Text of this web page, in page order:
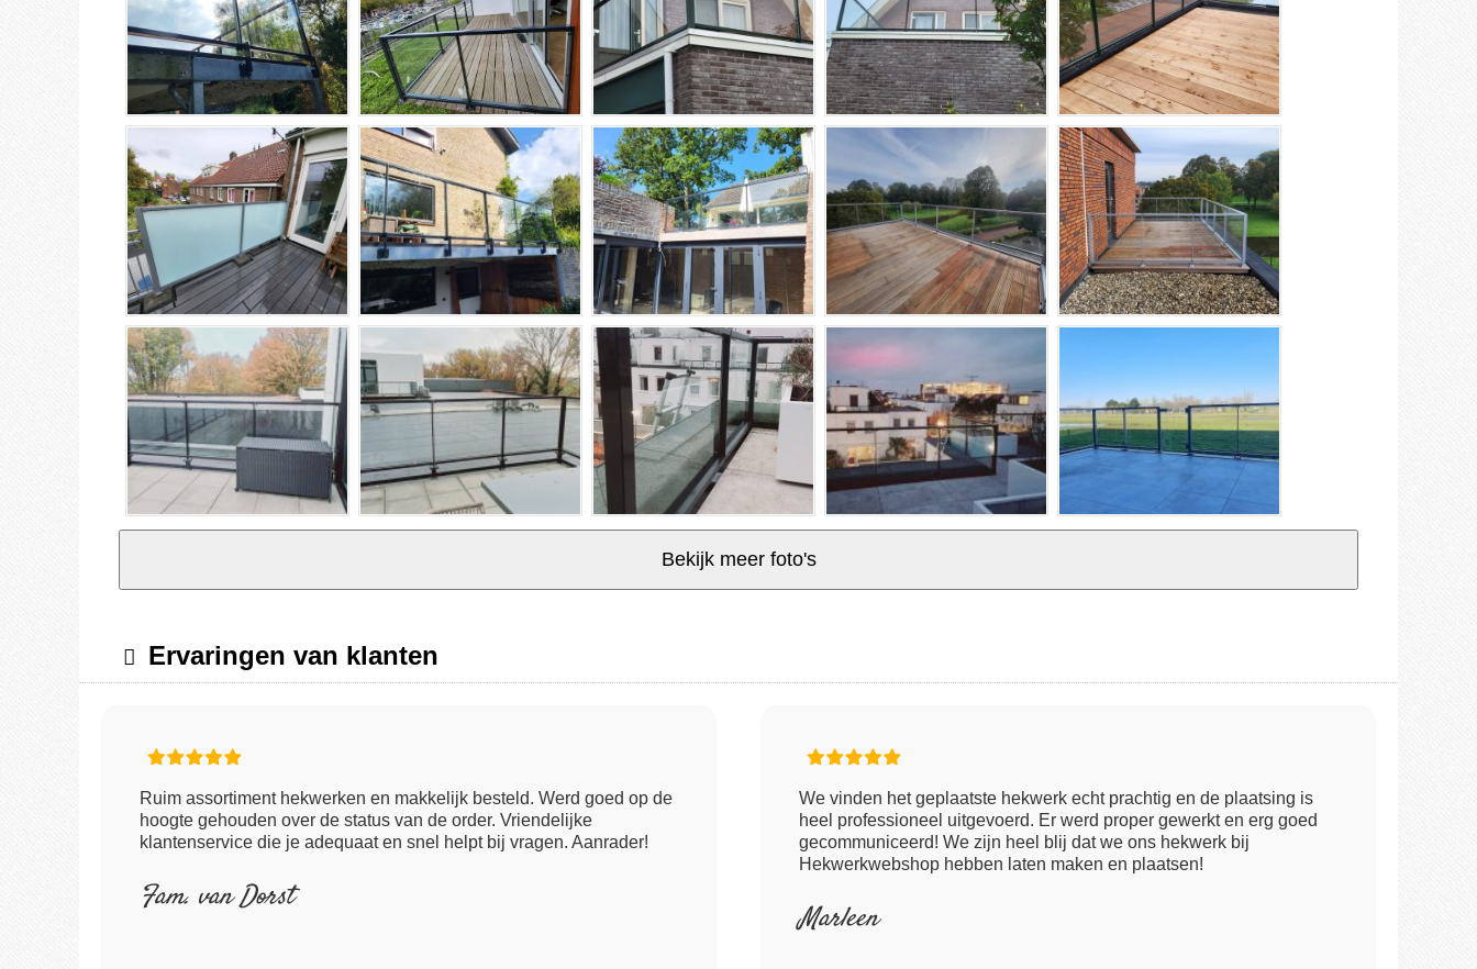
Bekijk meer foto's
Ervaringen van klanten
Ruim assortiment hekwerken en makkelijk besteld. Werd goed op de
hoogte gehouden over de status van de order. Vriendelijke
klantenservice die je adequaat en snel helpt bij vragen. Aanrader!
Fam. van Dorst
We vinden het geplaatste hekwerk echt prachtig en de plaatsing is
heel professioneel uitgevoerd. Er werd proper gewerkt en erg goed
gecommuniceerd! We zijn heel blij dat we ons hekwerk bij
Hekwerkwebshop hebben laten maken en plaatsen!
Marleen